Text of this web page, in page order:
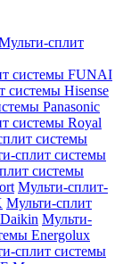
сплит
системы FUNAI
системы Hisense
Panasonic
системы Royal
системы
сплит системы
системы
Мульти-сплит-
Мульти-сплит
Мульти-
Energolux
сплит системы